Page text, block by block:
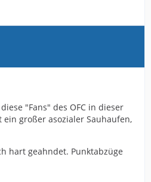
"Fans" des OFC in dieser
großer asozialer Sauhaufen,
hart geahndet. Punktabzüge